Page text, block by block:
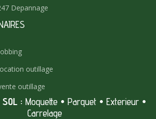
Depannage
outillage
outillage
SOL : Moquette• Parquet• Exterieur•
Carrelage